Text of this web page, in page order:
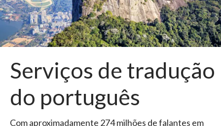
Serviços de tradução
do português
Com aproximadamente 274 milhões de falantes em